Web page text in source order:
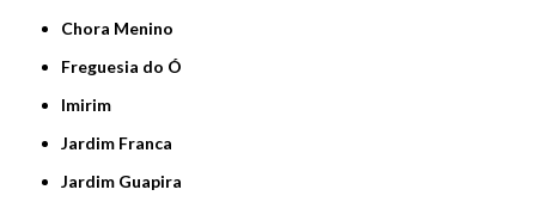
Chora Menino
Freguesia do Ó
Imirim
Jardim Franca
Jardim Guapira